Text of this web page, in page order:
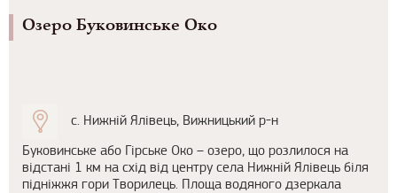
Озеро Буковинське Око
с. Нижній Ялівець, Вижницький р-н
Буковинське або Гірське Око – озеро, що розлилося на
відстані 1 км на схід від центру села Нижній Ялівець біля
підніжжя гори Творилець. Площа водяного дзеркала